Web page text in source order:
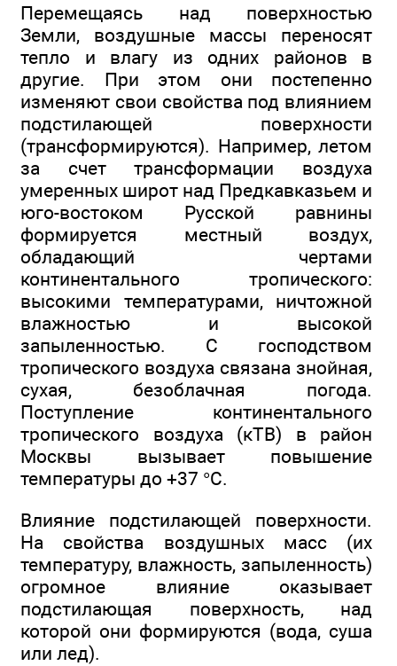
Перемещаясь над поверхностью
Земли, воздушные массы переносят
тепло и влагу из одних районов в
другие. При этом они постепенно
изменяют свои свойства под влиянием
подстилающей поверхности
(трансформируются). Например, летом
за счет трансформации воздуха
умеренных широт над Предкавказьем и
юго-востоком Русской равнины
формируется местный воздух,
обладающий чертами
континентального тропического:
высокими температурами, ничтожной
влажностью и высокой
запыленностью. С господством
тропического воздуха связана знойная,
сухая, безоблачная погода.
Поступление континентального
тропического воздуха (кТВ) в район
Москвы вызывает повышение
температуры до +37 °С.
Влияние подстилающей поверхности.
На свойства воздушных масс (их
температуру, влажность, запыленность)
огромное влияние оказывает
подстилающая поверхность, над
которой они формируются (вода, суша
или лед).